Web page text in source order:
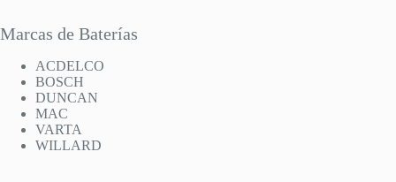
Marcas de Baterías
ACDELCO
BOSCH
DUNCAN
MAC
VARTA
WILLARD